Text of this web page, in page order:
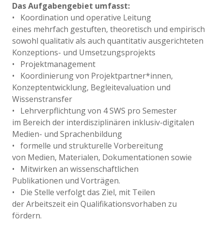
Das Aufgabengebiet umfasst:
• Koordination und operative Leitung
eines mehrfach gestuften, theoretisch und empirisch
sowohl qualitativ als auch quantitativ ausgerichteten
Konzeptions- und Umsetzungsprojekts
• Projektmanagement
• Koordinierung von Projektpartner*innen,
Konzeptentwicklung, Begleitevaluation und
Wissenstransfer
• Lehrverpflichtung von 4 SWS pro Semester
im Bereich der interdisziplinären inklusiv-digitalen
Medien- und Sprachenbildung
• formelle und strukturelle Vorbereitung
von Medien, Materialen, Dokumentationen sowie
• Mitwirken an wissenschaftlichen
Publikationen und Vorträgen.
• Die Stelle verfolgt das Ziel, mit Teilen
der Arbeitszeit ein Qualifikationsvorhaben zu
fördern.